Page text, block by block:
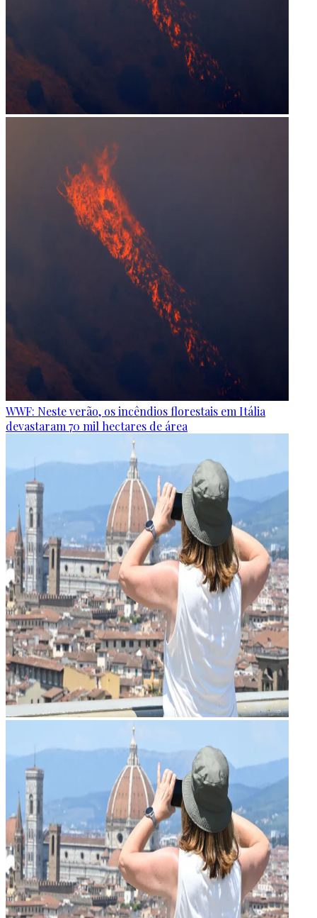
WWF: Neste verão, os incêndios florestais em Itália
devastaram 70 mil hectares de área